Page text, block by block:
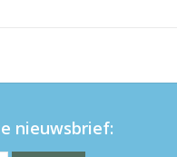
nieuwsbrief: